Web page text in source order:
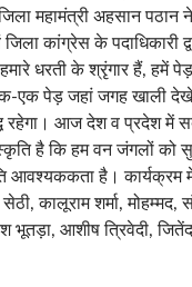
महामंत्री अहसान
जिला कांग्रेस के पदाधिकारी
हमारे धरती के श्रृंगार हैं,
एक पेड़ जहां जगह खाली
रहेगा। आज देश व प्रदेश
है कि हम वन जंगलों को
आवश्यककता है। कार्यक्रम
सेठी, कालूराम शर्मा,
भूतड़ा, आशीष त्रिवेदी,